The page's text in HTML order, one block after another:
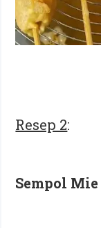
Resep 2:
Sempol